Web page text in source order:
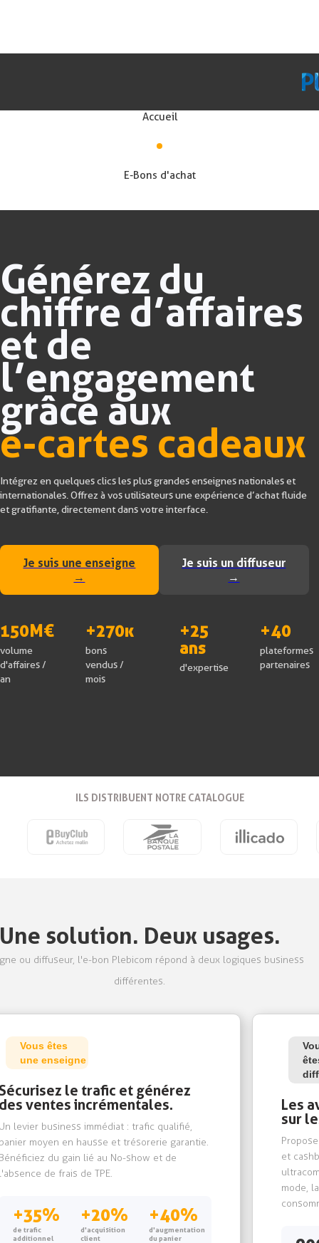
Accueil
E-Bons d'achat
Générez du
chiffre d’affaires
et de
l’engagement
grâce aux
e-cartes cadeaux
Intégrez en quelques clics les plus grandes enseignes nationales et
internationales. Offrez à vos utilisateurs une expérience d’achat fluide
et gratifiante, directement dans votre interface.
Je suis une enseigne
→
Je suis un diffuseur
→
150M€
volume
d'affaires /
an
+270k
bons
vendus /
mois
+25
ans
d'expertise
+40
plateformes
partenaires
ILS DISTRIBUENT NOTRE CATALOGUE
solution. Deux usages.
ou diffuseur, l'e-bon Plebicom répond à deux logiques business
différentes.
Vous êtes
une enseigne
le trafic et générez
ventes incrémentales.
levier business immédiat : trafic qualifié,
moyen en hausse et trésorerie garantie.
du gain lié au No-show et de
de frais de TPE.
+35%
de trafic
additionnel
+20%
d'acquisition
client
+40%
d'augmentation
du panier
Les
sur
et
mode,